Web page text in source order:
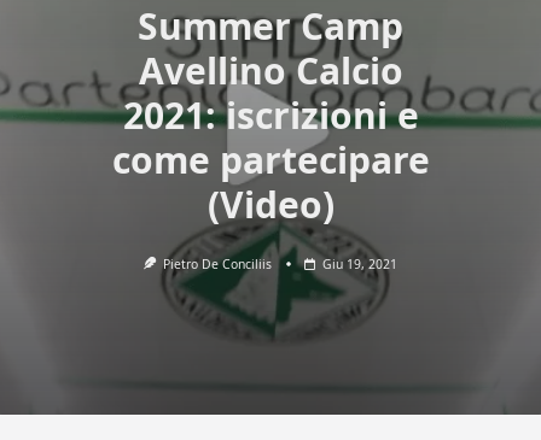
Summer Camp
Avellino Calcio
2021: iscrizioni e
come partecipare
(Video)
Pietro De Conciliis Giu 19, 2021